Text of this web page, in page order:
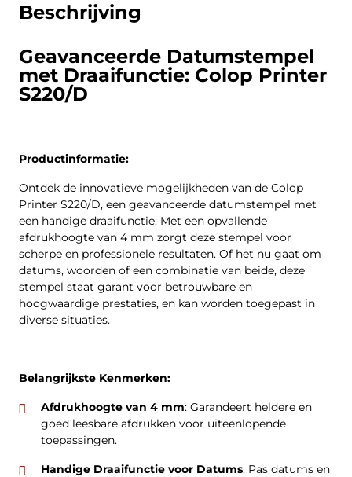
Beschrijving
Geavanceerde Datumstempel
met Draaifunctie: Colop Printer
S220/D
Productinformatie:
Ontdek de innovatieve mogelijkheden van de Colop
Printer S220/D, een geavanceerde datumstempel met
een handige draaifunctie. Met een opvallende
afdrukhoogte van 4 mm zorgt deze stempel voor
scherpe en professionele resultaten. Of het nu gaat om
datums, woorden of een combinatie van beide, deze
stempel staat garant voor betrouwbare en
hoogwaardige prestaties, en kan worden toegepast in
diverse situaties.
Belangrijkste Kenmerken:
Afdrukhoogte van 4 mm: Garandeert heldere en
goed leesbare afdrukken voor uiteenlopende
toepassingen.
Handige Draaifunctie voor Datums: Pas datums en